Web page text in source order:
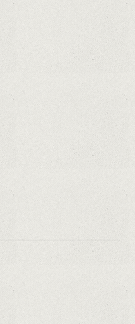
fură și banii victimelor, folosind
doar cartela SIM
Samsung Galaxy S21 Ultra: cel mai
bun telefon Android de pe piață
Orange a inclus telefoane premium
recondiționate în portofoliul său;
Cum sunt prețurile față de alte
platforme similare?